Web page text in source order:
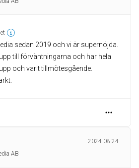
sedan 2019 och vi är supernöjda.
till förväntningarna och har hela
och varit tillmötesgående.
2024-08-24
AB